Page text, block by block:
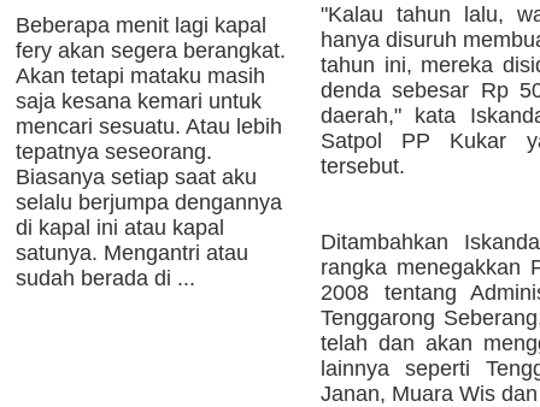
Beberapa menit lagi kapal
fery akan segera berangkat.
Akan tetapi mataku masih
saja kesana kemari untuk
mencari sesuatu. Atau lebih
tepatnya seseorang.
Biasanya setiap saat aku
selalu berjumpa dengannya
di kapal ini atau kapal
satunya. Mengantri atau
sudah berada di ...
"Kalau tahun lalu,
hanya disuruh
tahun ini, mereka
denda sebesar Rp
daerah," kata
Satpol PP Kukar
tersebut.
Ditambahkan
rangka menegakkan
2008 tentang
Tenggarong
telah dan akan
lainnya seperti
Janan, Muara Wis